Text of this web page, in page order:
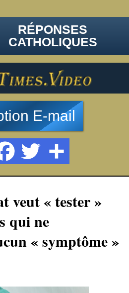
RÉPONSES
CATHOLIQUES
E-mail
veut « tester »
qui ne
« symptôme »